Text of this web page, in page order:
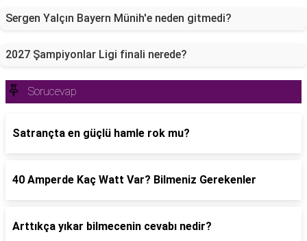
Sergen Yalçın Bayern Münih'e neden gitmedi?
2027 Şampiyonlar Ligi finali nerede?
Sorucevap
Satrançta en güçlü hamle rok mu?
40 Amperde Kaç Watt Var? Bilmeniz Gerekenler
Arttıkça yıkar bilmecenin cevabı nedir?